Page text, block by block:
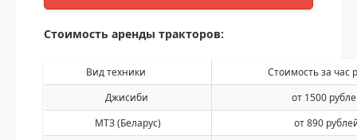
Стоимость аренды тракторов:
Вид техники
Стоимость за час
Джисиби
от 1500
МТЗ (Беларус)
от 890